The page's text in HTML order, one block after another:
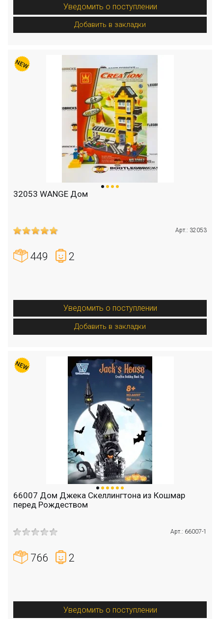
Уведомить о поступлении
Добавить в закладки
32053 WANGE Дом
Арт.: 32053
449 2
Уведомить о поступлении
Добавить в закладки
66007 Дом Джека Скеллингтона из Кошмар
перед Рождеством
Арт.: 66007-1
766 2
Уведомить о поступлении